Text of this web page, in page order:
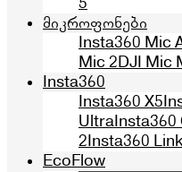
მიკროფონები
Insta360 Mic
Mic 2DJI Mic
Insta360
Insta360 X5
UltraInsta360
2Insta360
EcoFlow